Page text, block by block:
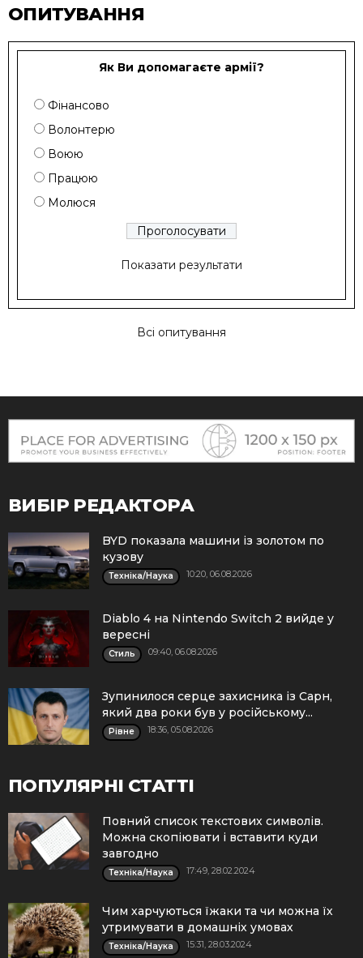
ОПИТУВАННЯ
Як Ви допомагаєте армії?
Фінансово
Волонтерю
Воюю
Працюю
Молюся
Показати результати
Всі опитування
ВИБІР РЕДАКТОРА
BYD показала машини із золотом по
кузову
Техніка/Наука 10:20, 06.08.2026
Diablo 4 на Nintendo Switch 2 вийде у
вересні
Стиль 09:40, 06.08.2026
Зупинилося серце захисника із Сарн,
який два роки був у російському...
Рівне 18:36, 05.08.2026
ПОПУЛЯРНІ СТАТТІ
Повний список текстових символів.
Можна скопіювати і вставити куди
завгодно
Техніка/Наука 17:49, 28.02.2024
Чим харчуються їжаки та чи можна їх
утримувати в домашніх умовах
Техніка/Наука 15:31, 28.03.2024